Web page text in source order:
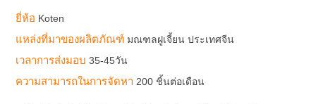
ยี่ห้อ Koten
แหล่งที่มาของผลิตภัณฑ์ มณฑลฝูเจี้ยน ประเทศจีน
เวลาการส่งมอบ35-45วัน
ความสามารถในการจัดหา 200 ชิ้นต่อเดือน